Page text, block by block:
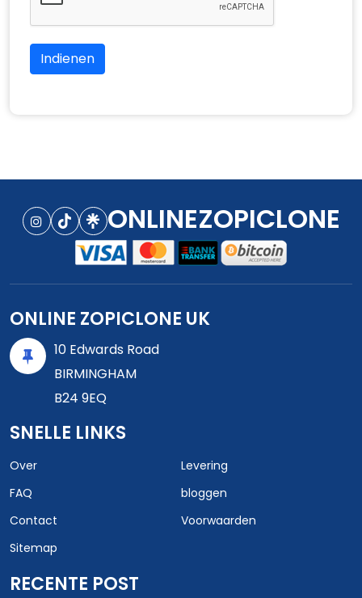
Indienen
ONLINEZOPICLONE
ONLINE ZOPICLONE UK
10 Edwards Road
BIRMINGHAM
B24 9EQ
SNELLE LINKS
Over
Levering
FAQ
bloggen
Contact
Voorwaarden
Sitemap
RECENTE POST